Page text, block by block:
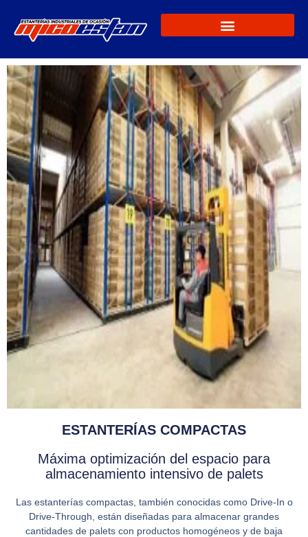
ESTANTERÍAS COMPACTAS
Máxima optimización del espacio para
almacenamiento intensivo de palets
Las estanterías compactas, también conocidas como Drive-In o
Drive-Through , están diseñadas para almacenar grandes
cantidades de palets con productos homogéneos y de baja